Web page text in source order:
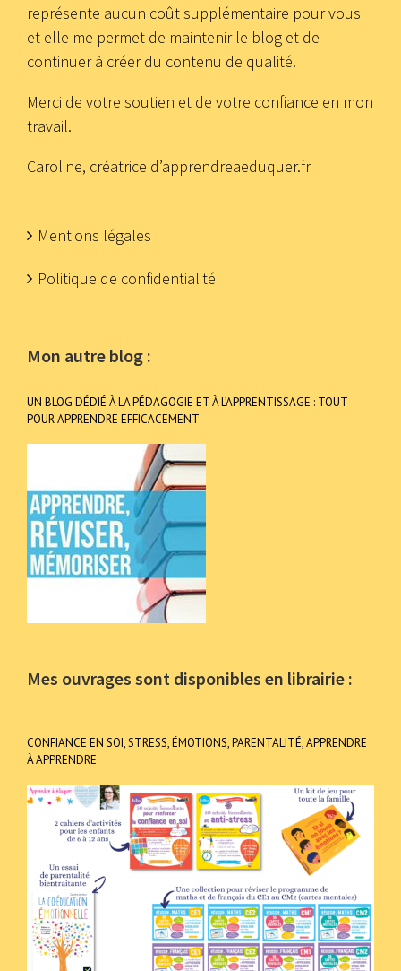
représente aucun coût supplémentaire pour vous
et elle me permet de maintenir le blog et de
continuer à créer du contenu de qualité.
Merci de votre soutien et de votre confiance en mon
travail.
Caroline, créatrice d’apprendreaeduquer.fr
Mentions légales
Politique de confidentialité
Mon autre blog :
UN BLOG DÉDIÉ À LA PÉDAGOGIE ET À L’APPRENTISSAGE : TOUT
POUR APPRENDRE EFFICACEMENT
Mes ouvrages sont disponibles en librairie :
CONFIANCE EN SOI, STRESS, ÉMOTIONS, PARENTALITÉ, APPRENDRE
À APPRENDRE